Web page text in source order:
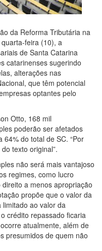
da Reforma Tributária na
feira (10), a
de Santa Catarina
catarinenses sugerindo
alterações nas
que têm potencial
optantes pelo
Otto, 168 mil
poderão ser afetados
do total de SC. “Por
texto original”.
não será mais vantajoso
regimes, como lucro
a menos apropriação
propõe que o valor da
ao valor da
crédito repassado ficaria
atualmente, além de
presumidos de quem não